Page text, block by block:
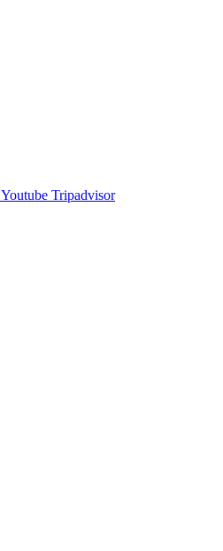
Youtube Tripadvisor